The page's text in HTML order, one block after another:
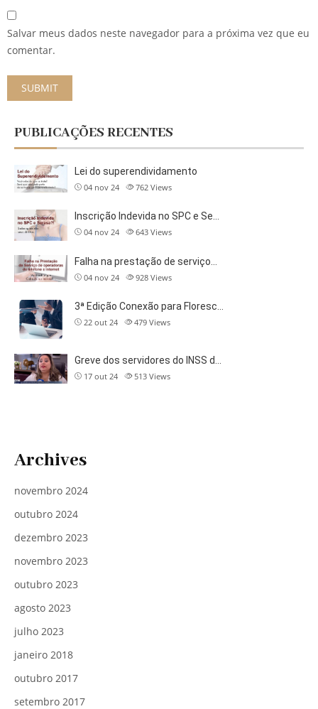
Salvar meus dados neste navegador para a próxima vez que eu
comentar.
PUBLICAÇÕES RECENTES
Lei do superendividamento
04 nov 24 762 Views
Inscrição Indevida no SPC e Se…
04 nov 24 643 Views
Falha na prestação de serviço…
04 nov 24 928 Views
3ª Edição Conexão para Floresc…
22 out 24 479 Views
Greve dos servidores do INSS d…
17 out 24 513 Views
Archives
novembro 2024
outubro 2024
dezembro 2023
novembro 2023
outubro 2023
agosto 2023
julho 2023
janeiro 2018
outubro 2017
setembro 2017